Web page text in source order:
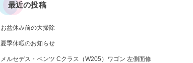
最近の投稿
お盆休み前の大掃除
夏季休暇のお知らせ
メルセデス・ベンツ Cクラス（W205）ワゴン 左側面修